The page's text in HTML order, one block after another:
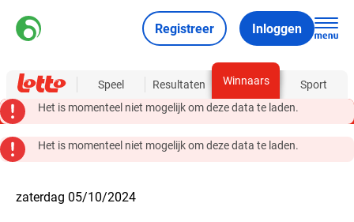
Registreer Inloggen
Over Speel Resultaten Winnaars
Sport
Het is momenteel niet mogelijk om deze data te laden.
Het is momenteel niet mogelijk om deze data te laden.
zaterdag 05/10/2024